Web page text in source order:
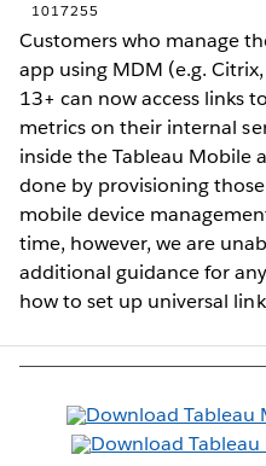
1017255
Customers who manage
app using MDM (e.g.
13+ can now access links
metrics on their internal
inside the Tableau Mobile
done by provisioning
mobile device
time, however, we are
additional guidance for
how to set up universal